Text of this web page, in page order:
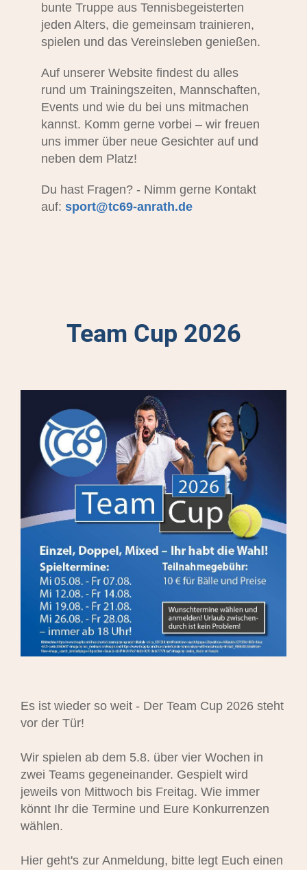
bunte Truppe aus Tennisbegeisterten
jeden Alters, die gemeinsam trainieren,
spielen und das Vereinsleben genießen.
Auf unserer Website findest du alles
rund um Trainingszeiten, Mannschaften,
Events und wie du bei uns mitmachen
kannst. Komm gerne vorbei – wir freuen
uns immer über neue Gesichter auf und
neben dem Platz!
Du hast Fragen? - Nimm gerne Kontakt
auf: sport@tc69-anrath.de
Team Cup 2026
Es ist wieder so weit - Der Team Cup 2026 steht
vor der Tür!
Wir spielen ab dem 5.8. über vier Wochen in
zwei Teams gegeneinander. Gespielt wird
jeweils von Mittwoch bis Freitag. Wie immer
könnt Ihr die Termine und Eure Konkurrenzen
wählen.
Hier geht's zur Anmeldung, bitte legt Euch einen